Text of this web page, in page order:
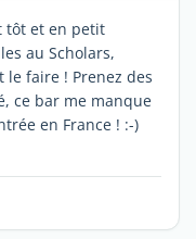
tôt et en petit
au Scholars,
faire ! Prenez des
ce bar me manque
en France ! :-)